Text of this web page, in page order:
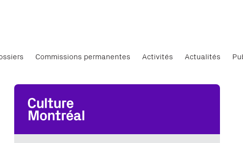
Commissions permanentes Activités Actualités